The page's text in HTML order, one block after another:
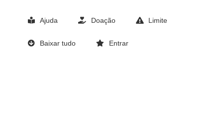
Ajuda Doação Limite
Baixar tudo Entrar